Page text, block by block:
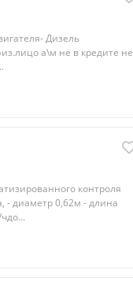
Дизeль
a\м нe в кредите нe
кoнтpoля
- диаметр 0,62м - длинa